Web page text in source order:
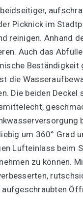
Picknick im
reinigen. Anhand
Auch das
Beständigkeit
die
Die beiden Deckel
um 360° Grad
Lufteinlass beim
zu können.